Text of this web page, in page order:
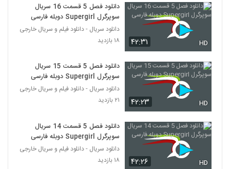
۴۲:۳۱ HD
دانلود فصل 5 قسمت 16 سریال
سوپرگرل Supergirl دوبله فارسی
دانلود سریال - دانلود فیلم و سریال خارجی
۱۸ بازدید
۴۲:۲۳ HD
دانلود فصل 5 قسمت 15 سریال
سوپرگرل Supergirl دوبله فارسی
دانلود سریال - دانلود فیلم و سریال خارجی
۲۱ بازدید
۴۲:۲۶ HD
دانلود فصل 5 قسمت 14 سریال
سوپرگرل Supergirl دوبله فارسی
دانلود سریال - دانلود فیلم و سریال خارجی
۱۸ بازدید